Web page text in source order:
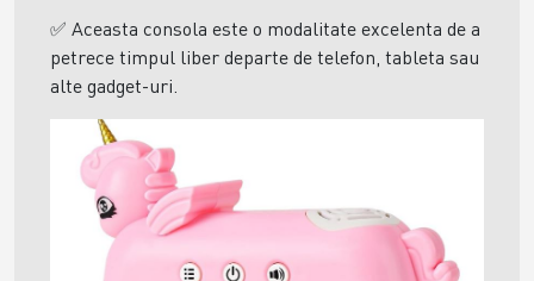
✅ Aceasta consola este o modalitate excelenta de a
petrece timpul liber departe de telefon, tableta sau
alte gadget-uri.